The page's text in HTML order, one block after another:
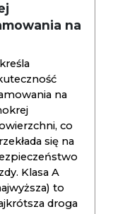
na
na
co
się na
Klasa A
to
droga